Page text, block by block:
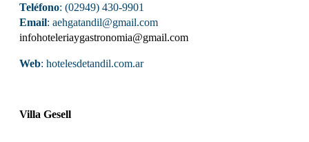
Teléfono: (02949) 430-9901
Email: aehgatandil@gmail.com
infohoteleriaygastronomia@gmail.com
Web: hotelesdetandil.com.ar
Villa Gesell